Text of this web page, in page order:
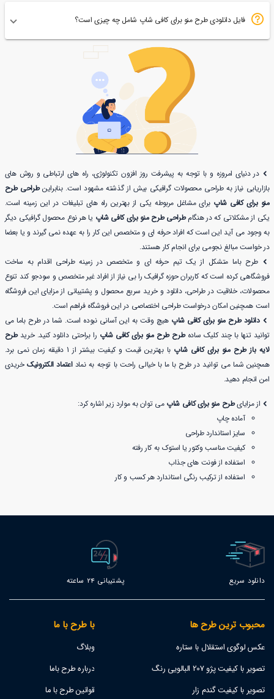
فایل دانلودی طرح منو برای کافی شاپ شامل چه چیزی است؟
در دنیای امروزه و با توجه به پیشرفت روز افزون تکنولوژی، راه های ارتباطی و روش های
بازاریابی نیاز به طراحی محصولات گرافیکی بیش از گذشته مشهود است. بنابراینطراحی طرح
منو برای کافی شاپ برای مشاغل مربوطه یکی از بهترین راه های تبلیغات در این زمینه است.
یکی از مشکلاتی که در هنگامطراحی طرح منو برای کافی شاپ یا هر نوع محصول گرافیکی دیگر
به وجود می آید این است که افراد حرفه ای و متخصص این کار را به عهده نمی گیرند و یا بعضا
در خواست مبالغ نجومی برای انجام کار هستند.
طرح باما متشکل از یک تیم حرفه ای و متخصص در زمینه طراحی اقدام به ساخت
فروشگاهی کرده است که کاربران حوزه گرافیک را بی نیاز از افراد غیر متخصص و سودجو کند تنوع
محصولات، خلاقیت در طراحی، دانلود و خرید سریع محصول و پشتیبانی از مزایای این فروشگاه
است همچنین امکان درخواست طراحی اختصاصی در این فروشگاه فراهم است.
دانلود طرح منو برای کافی شاپهیچ وقت به این آسانی نبوده است. شما در طرح باما می
توانید تنها با چند کلیک سادهطرح طرح منو برای کافی شاپ را براحتی دانلود کنید. خریدطرح
لایه باز طرح منو برای کافی شاپ
با بهترین قیمت و کیفیت بیشتر از 1 دقیقه زمان نمی برد.
همچنین شما می توانید در طرح با ما با خیالی راحت با توجه به نماداعتماد الکترونیکخریدی
امن انجام دهید.
از مزایایطرح منو برای کافی شاپ می توان به موارد زیر اشاره کرد:
آماده چاپ
سایز استاندارد طراحی
کیفیت مناسب وکتور یا استوک به کار رفته
استفاده از فونت های جذاب
استفاده از ترکیب رنگی استاندارد هر کسب و کار
دانلود سریع پشتیبانی 24 ساعته
محبوب ترین طرح ها
عکس لوگوی استقلال با ستاره
تصویر با کیفیت پژو 207 البالویی رنگ
تصویر با کیفیت گندم زار
با طرح با ما
وبلاگ
درباره طرح باما
قوانین طرح با ما